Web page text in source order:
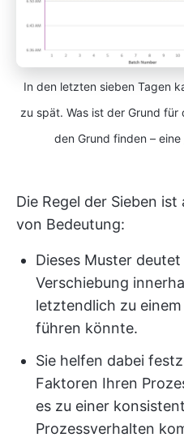
In den letzten sieben Tagen
zu spät. Was ist der Grund für
den Grund finden – eine
Die Regel der Sieben
von Bedeutung:
Dieses Muster
Verschiebung
letztendlich zu
führen könnte.
Sie helfen dabei
Faktoren Ihren
es zu einer
Prozessverhalten